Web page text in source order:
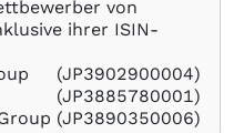
von
ihrer ISIN-
(JP3902900004)
(JP3885780001)
(JP3890350006)